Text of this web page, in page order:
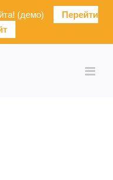
(демо)
Перейти